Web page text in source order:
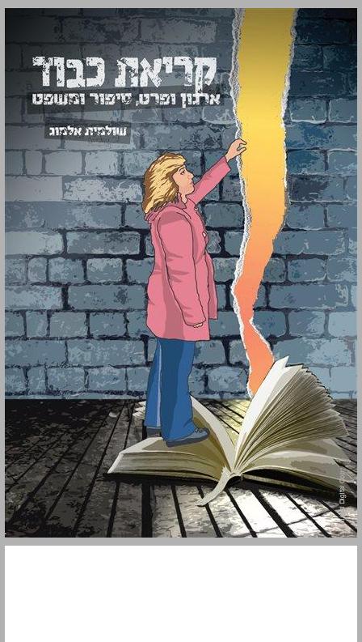
קריאת כבוד ארגון ופרט, סיפור ומשפט ... 0